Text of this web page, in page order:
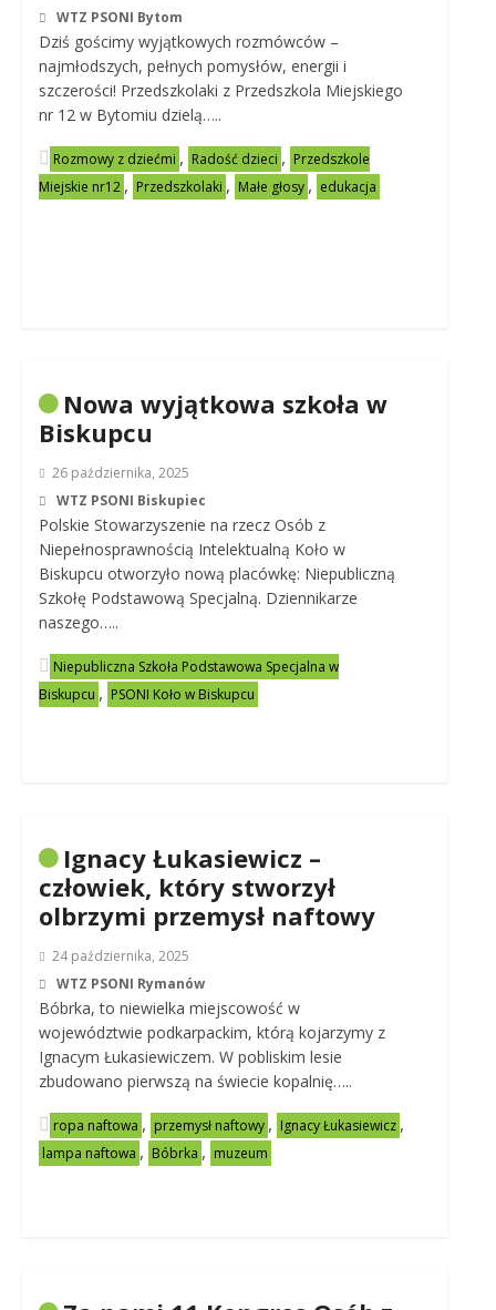
WTZ PSONI Bytom
Dziś gościmy wyjątkowych rozmówców –
najmłodszych, pełnych pomysłów, energii i
szczerości! Przedszkolaki z Przedszkola Miejskiego
nr 12 w Bytomiu dzielą…..
Rozmowy z dziećmi , Radość dzieci , Przedszkole
Miejskie nr12 , Przedszkolaki , Małe głosy , edukacja
Nowa wyjątkowa szkoła w
Biskupcu
26 października, 2025
WTZ PSONI Biskupiec
Polskie Stowarzyszenie na rzecz Osób z
Niepełnosprawnością Intelektualną Koło w
Biskupcu otworzyło nową placówkę: Niepubliczną
Szkołę Podstawową Specjalną. Dziennikarze
naszego…..
Niepubliczna Szkoła Podstawowa Specjalna w
Biskupcu , PSONI Koło w Biskupcu
Ignacy Łukasiewicz –
człowiek, który stworzył
olbrzymi przemysł naftowy
24 października, 2025
WTZ PSONI Rymanów
Bóbrka, to niewielka miejscowość w
województwie podkarpackim, którą kojarzymy z
Ignacym Łukasiewiczem. W pobliskim lesie
zbudowano pierwszą na świecie kopalnię…..
ropa naftowa , przemysł naftowy , Ignacy Łukasiewicz ,
lampa naftowa , Bóbrka , muzeum